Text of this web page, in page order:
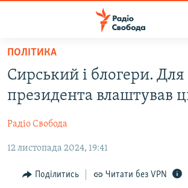
Перейти
основного
матеріалу
Перейти
до
навігації
Перейти
РАДІО СВОБОДА – 70 РОКІВ
ВСЕ ЗА ДОБУ
СТАТТІ
ПОЛІТИКА
ЕКОНОМІКА
СУСПІЛЬСТВО
ВІЙНА
РОСІЙСЬКА «ФІЛЬТРАЦІЯ»
ДОНБАС.РЕАЛІЇ
ПОЛІТИКА
Сирський і блогери. Для
президента влаштував
Радіо Свобода
12 листопада 2024, 19:41
Поділитись Читати без VPN